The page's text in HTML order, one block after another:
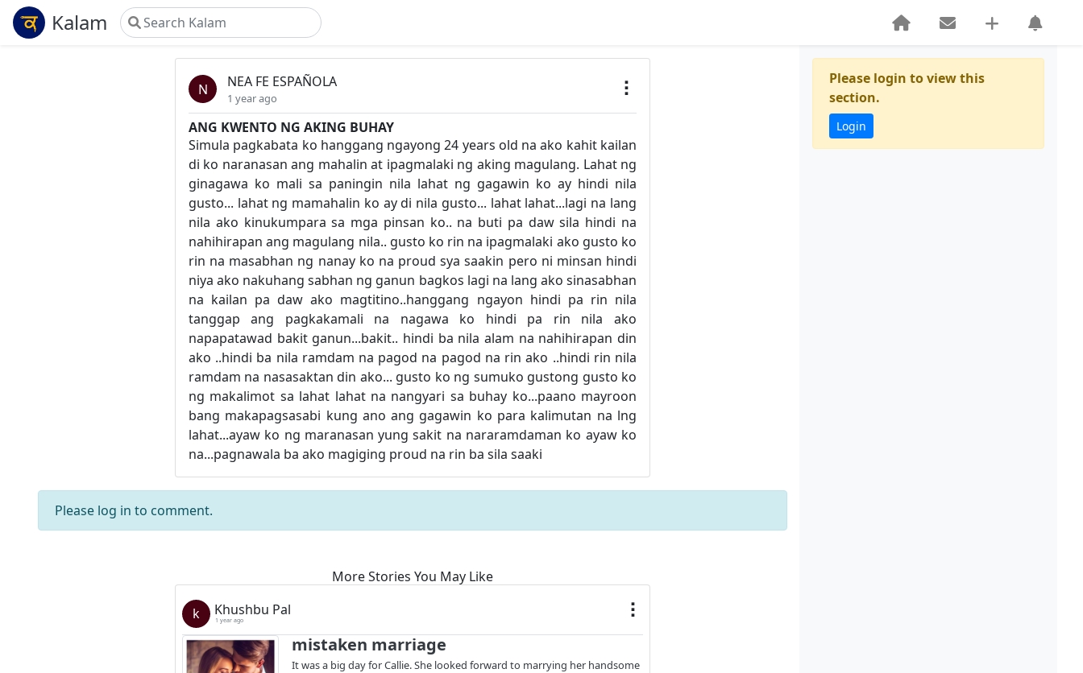
Kalam
N NEA FE ESPAÑOLA
1 year ago
ANG KWENTO NG AKING BUHAY
Simula pagkabata ko hanggang ngayong 24 years old na ako kahit kailan
di ko naranasan ang mahalin at ipagmalaki ng aking magulang. Lahat ng
ginagawa ko mali sa paningin nila lahat ng gagawin ko ay hindi nila
gusto... lahat ng mamahalin ko ay di nila gusto... lahat lahat...lagi na lang
nila ako kinukumpara sa mga pinsan ko.. na buti pa daw sila hindi na
nahihirapan ang magulang nila.. gusto ko rin na ipagmalaki ako gusto ko
rin na masabhan ng nanay ko na proud sya saakin pero ni minsan hindi
niya ako nakuhang sabhan ng ganun bagkos lagi na lang ako sinasabhan
na kailan pa daw ako magtitino..hanggang ngayon hindi pa rin nila
tanggap ang pagkakamali na nagawa ko hindi pa rin nila ako
napapatawad bakit ganun...bakit.. hindi ba nila alam na nahihirapan din
ako ..hindi ba nila ramdam na pagod na pagod na rin ako ..hindi rin nila
ramdam na nasasaktan din ako... gusto ko ng sumuko gustong gusto ko
ng makalimot sa lahat lahat na nangyari sa buhay ko...paano mayroon
bang makapagsasabi kung ano ang gagawin ko para kalimutan na lng
lahat...ayaw ko ng maranasan yung sakit na nararamdaman ko ayaw ko
na...pagnawala ba ako magiging proud na rin ba sila saaki
Please log in to comment.
More Stories You May Like
k Khushbu Pal
1 year ago
mistaken marriage
It was a big day for Callie. She looked forward to marrying her handsome
Please login to view this
section.
Login